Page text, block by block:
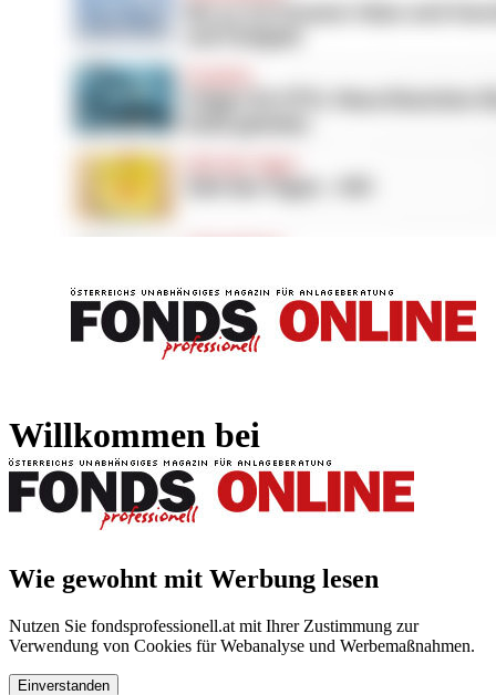
Willkommen bei
Wie gewohnt mit Werbung lesen
Nutzen Sie fondsprofessionell.at mit Ihrer Zustimmung zur
Verwendung von Cookies für Webanalyse und Werbemaßnahmen.
Einverstanden